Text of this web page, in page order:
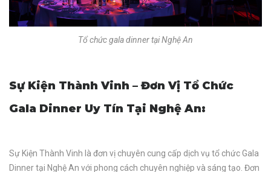
Tổ chức gala dinner tại Nghệ An
Sự Kiện Thành Vinh – Đơn Vị Tổ Chức
Gala Dinner Uy Tín Tại Nghệ An:
Sự Kiện Thành Vinh là đơn vị chuyên cung cấp dịch vụ tổ chức Gala
Dinner tại Nghệ An với phong cách chuyên nghiệp và sáng tạo. Đơn